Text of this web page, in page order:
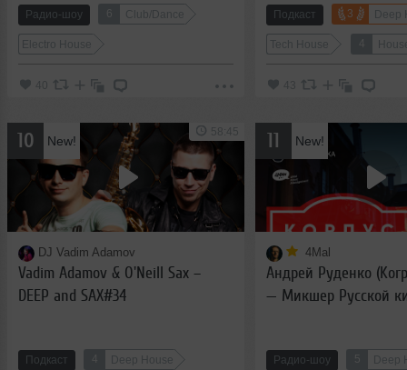
Радио-шоу 6 Club/Dance
Electro House
Подкаст 3 Deep
Tech House 4
43
10 New!
DJ Vadim Adamov
Vadim Adamov & O'Neill Sax –
DEEP and SAX#34
Подкаст 4 Deep House
58:45 11 New!
4Mal
Андрей Руденко
— Микшер Русской
(14.11.2018)
Радио-шоу 5 Deep